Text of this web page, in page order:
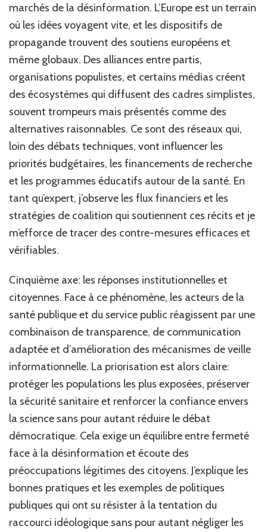
marchés de la désinformation. L’Europe est un terrain
où les idées voyagent vite, et les dispositifs de
propagande trouvent des soutiens européens et
même globaux. Des alliances entre partis,
organisations populistes, et certains médias créent
des écosystèmes qui diffusent des cadres simplistes,
souvent trompeurs mais présentés comme des
alternatives raisonnables. Ce sont des réseaux qui,
loin des débats techniques, vont influencer les
priorités budgétaires, les financements de recherche
et les programmes éducatifs autour de la santé. En
tant qu’expert, j’observe les flux financiers et les
stratégies de coalition qui soutiennent ces récits et je
m’efforce de tracer des contre-mesures efficaces et
vérifiables.
Cinquième axe: les réponses institutionnelles et
citoyennes. Face à ce phénomène, les acteurs de la
santé publique et du service public réagissent par une
combinaison de transparence, de communication
adaptée et d’amélioration des mécanismes de veille
informationnelle. La priorisation est alors claire:
protéger les populations les plus exposées, préserver
la sécurité sanitaire et renforcer la confiance envers
la science sans pour autant réduire le débat
démocratique. Cela exige un équilibre entre fermeté
face à la désinformation et écoute des
préoccupations légitimes des citoyens. J’explique les
bonnes pratiques et les exemples de politiques
publiques qui ont su résister à la tentation du
raccourci idéologique sans pour autant négliger les